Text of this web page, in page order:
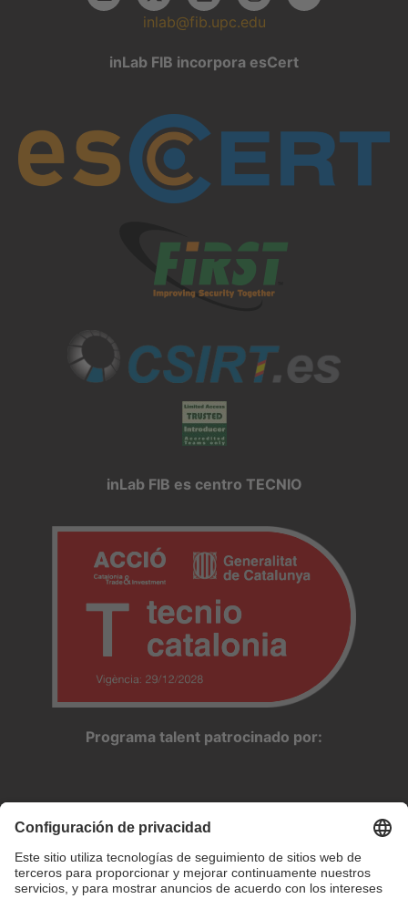
inlab@fib.upc.edu
inLab FIB incorpora esCert
inLab FIB es centro TECNIO
Programa talent patrocinado por: